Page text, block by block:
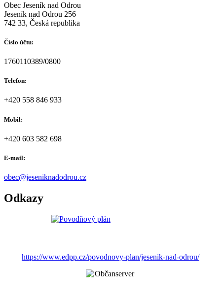
Obec Jeseník nad Odrou
Jeseník nad Odrou 256
742 33, Česká republika
Číslo účtu:
1760110389/0800
Telefon:
+420 558 846 933
Mobil:
+420 603 582 698
E-mail:
obec@jeseniknadodrou.cz
Odkazy
https://www.edpp.cz/povodnovy-plan/jesenik-nad-odrou/